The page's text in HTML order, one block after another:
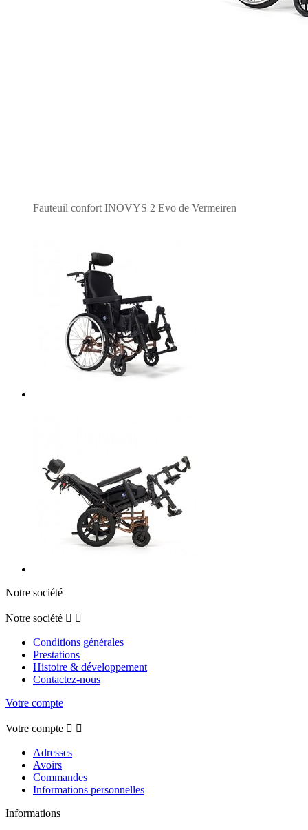
Fauteuil confort INOVYS 2 Evo de Vermeiren
Notre société
Notre société  
Conditions générales
Prestations
Histoire & développement
Contactez-nous
Votre compte
Votre compte  
Adresses
Avoirs
Commandes
Informations personnelles
Informations